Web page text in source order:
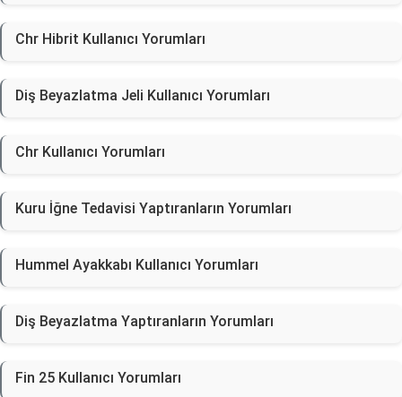
Chr Hibrit Kullanıcı Yorumları
Diş Beyazlatma Jeli Kullanıcı Yorumları
Chr Kullanıcı Yorumları
Kuru İğne Tedavisi Yaptıranların Yorumları
Hummel Ayakkabı Kullanıcı Yorumları
Diş Beyazlatma Yaptıranların Yorumları
Fin 25 Kullanıcı Yorumları